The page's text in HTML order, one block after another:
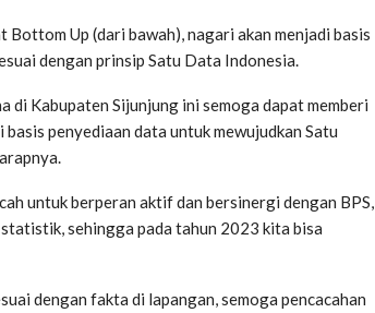
Up (dari bawah), nagari akan menjadi basis
dengan prinsip Satu Data Indonesia.
Kabupaten Sijunjung ini semoga dapat memberi
penyediaan data untuk mewujudkan Satu
untuk berperan aktif dan bersinergi dengan BPS,
sehingga pada tahun 2023 kita bisa
dengan fakta di lapangan, semoga pencacahan